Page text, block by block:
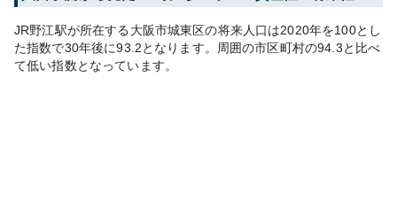
JR野江駅が所在する 大阪市城東区の将来人口は2020年を100とし
た指数で30年後に93.2となります。 周囲の市区町村の94.3と比べ
て低い指数となっています。